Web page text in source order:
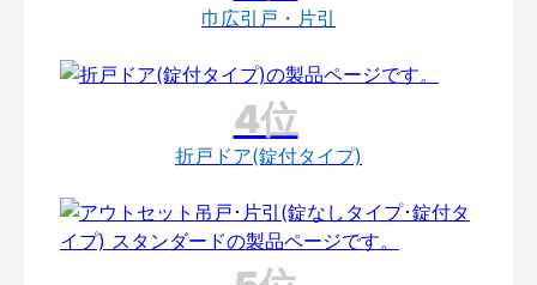
巾広引戸・片引
折戸ドア(錠付タイプ)